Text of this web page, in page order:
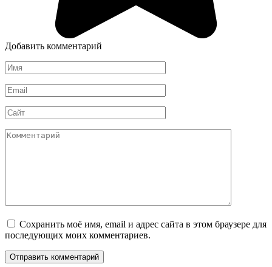
Добавить комментарий
Имя
*
Email
*
Сайт
Комментарий
Сохранить моё имя, email и адрес сайта в этом браузере для
последующих моих комментариев.